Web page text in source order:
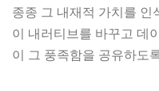
종종 그 내재적 가치를
이 내러티브를 바꾸고 데
이 그 풍족함을 공유하도